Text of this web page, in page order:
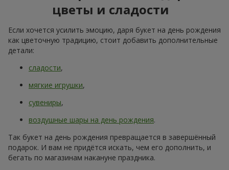
цветы и сладости
Если хочется усилить эмоцию, даря букет на день рождения
как цветочную традицию, стоит добавить дополнительные
детали:
сладости,
мягкие игрушки,
сувениры,
воздушные шары на день рождения.
Так букет на день рождения превращается в завершённый
подарок. И вам не придётся искать, чем его дополнить, и
бегать по магазинам накануне праздника.